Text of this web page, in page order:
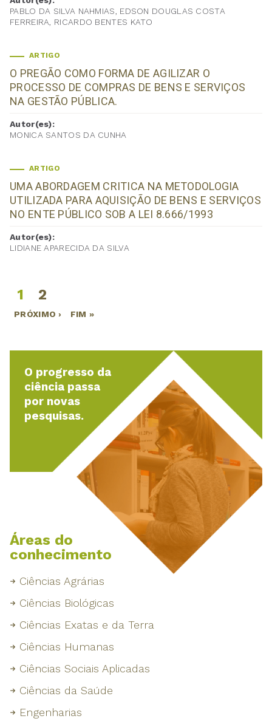
PABLO DA SILVA NAHMIAS, EDSON DOUGLAS COSTA
FERREIRA, RICARDO BENTES KATO
ARTIGO
O PREGÃO COMO FORMA DE AGILIZAR O
PROCESSO DE COMPRAS DE BENS E SERVIÇOS
NA GESTÃO PÚBLICA.
Autor(es):
MONICA SANTOS DA CUNHA
ARTIGO
UMA ABORDAGEM CRITICA NA METODOLOGIA
UTILIZADA PARA AQUISIÇÃO DE BENS E SERVIÇOS
NO ENTE PÚBLICO SOB A LEI 8.666/1993
Autor(es):
LIDIANE APARECIDA DA SILVA
Páginas
1 2
PRÓXIMO › FIM »
O progresso da
ciência passa
por novas
pesquisas.
Áreas do
conhecimento
Ciências Agrárias
Ciências Biológicas
Ciências Exatas e da Terra
Ciências Humanas
Ciências Sociais Aplicadas
Ciências da Saúde
Engenharias